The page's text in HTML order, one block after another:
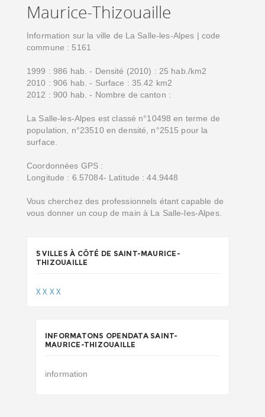
Maurice-Thizouaille
Information sur la ville de La Salle-les-Alpes | code
commune : 5161
1999 : 986 hab. - Densité (2010) : 25 hab./km2
2010 : 906 hab. - Surface : 35.42 km2
2012 : 900 hab. - Nombre de canton :
La Salle-les-Alpes est classé n°10498 en terme de
population, n°23510 en densité, n°2515 pour la
surface.
Coordonnées GPS :
Longitude : 6.57084- Latitude : 44.9448
Vous cherchez des professionnels étant capable de
vous donner un coup de main à La Salle-les-Alpes.
5 VILLES À CÔTÉ DE SAINT-MAURICE-
THIZOUAILLE
XX XX
INFORMATONS OPENDATA SAINT-
MAURICE-THIZOUAILLE
information